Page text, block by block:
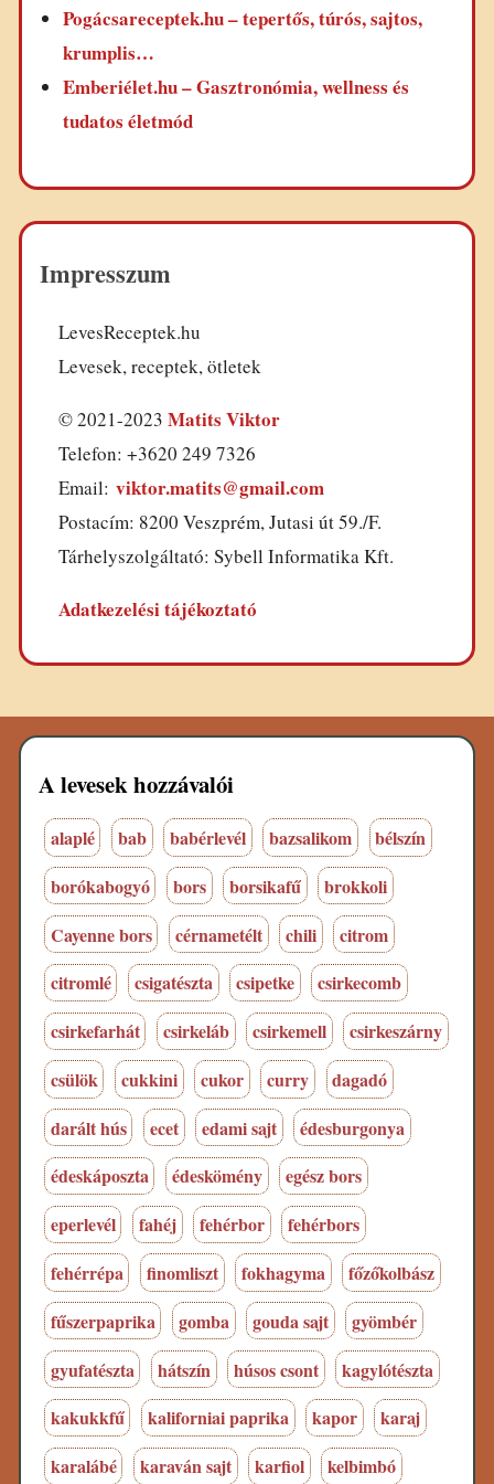
Pogácsareceptek.hu – tepertős, túrós, sajtos,
krumplis…
Emberiélet.hu – Gasztronómia, wellness és
tudatos életmód
Impresszum
LevesReceptek.hu
Levesek, receptek, ötletek
© 2021-2023 Matits Viktor
Telefon: +3620 249 7326
Email: viktor.matits@gmail.com
Postacím: 8200 Veszprém, Jutasi út 59./F.
Tárhelyszolgáltató: Sybell Informatika Kft.
Adatkezelési tájékoztató
A levesek hozzávalói
alaplé bab babérlevél bazsalikom
bélszín
borókabogyó
bors borsikafű
brokkoli
Cayenne bors
cérnametélt chili
citrom
citromlé
csigatészta csipetke
csirkecomb
csirkefarhát
csirkeláb csirkemell
csirkeszárny
csülök
cukkini cukor curry
dagadó
darált hús
ecet edami sajt
édesburgonya
édeskáposzta
édeskömény
egész bors
eperlevél
fahéj fehérbor
fehérbors
fehérrépa
finomliszt fokhagyma
főzőkolbász
fűszerpaprika
gomba gouda sajt
gyömbér
gyufatészta
hátszín húsos csont
kagylótészta
kakukkfű
kaliforniai paprika kapor
karaj
karalábé
karaván sajt karfiol kelbimbó